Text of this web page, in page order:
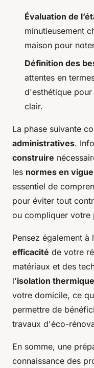
Évaluation de
minutieusement
maison pour
Définition des
attentes en
d'esthétique
clair.
La phase suivante
administratives.
construire
les normes en
essentiel de
pour éviter tout
ou compliquer votre
Pensez également à
efficacité de votre
matériaux et des
l'isolation thermique
votre domicile, ce
permettre de
travaux d'éco-
En somme, une
connaissance des